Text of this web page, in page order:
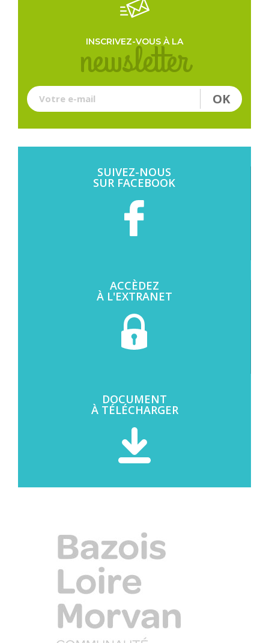
INSCRIVEZ-VOUS À LA
newsletter
Votre e-mail OK
SUIVEZ-NOUS
SUR FACEBOOK
ACCÈDEZ
À L'EXTRANET
DOCUMENT
À TÉLÉCHARGER